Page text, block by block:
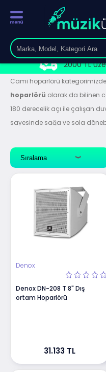
2000 TL
Cami hoparlörü
hoparlörü olarak da bilinen
180 derecelik açı ile çalışan
sayesinde sağa ve sola
sürücülere sahip bu
bilinmektedir. En kaliteli ve
uygulamanıza en uygun
yardıma ihtiyacınız varsa
danışabilirsiniz.
Denox
Denox DN-208 T 8" Dış
ortam Hoparlörü
31.133 TL